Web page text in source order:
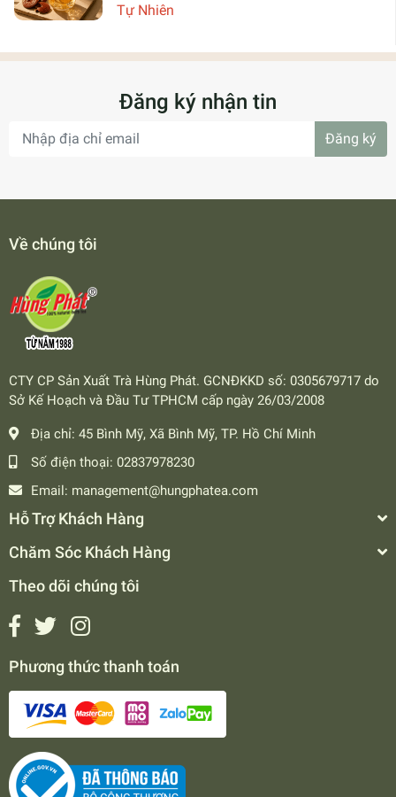
Tự Nhiên
Đăng ký nhận tin
Đăng ký
Về chúng tôi
CTY CP Sản Xuất Trà Hùng Phát. GCNĐKKD số: 0305679717 do
Sở Kế Hoạch và Đầu Tư TPHCM cấp ngày 26/03/2008
Địa chỉ: 45 Bình Mỹ, Xã Bình Mỹ, TP. Hồ Chí Minh
Số điện thoại: 02837978230
Email: management@hungphatea.com
Hỗ Trợ Khách Hàng
Chăm Sóc Khách Hàng
Theo dõi chúng tôi
Phương thức thanh toán